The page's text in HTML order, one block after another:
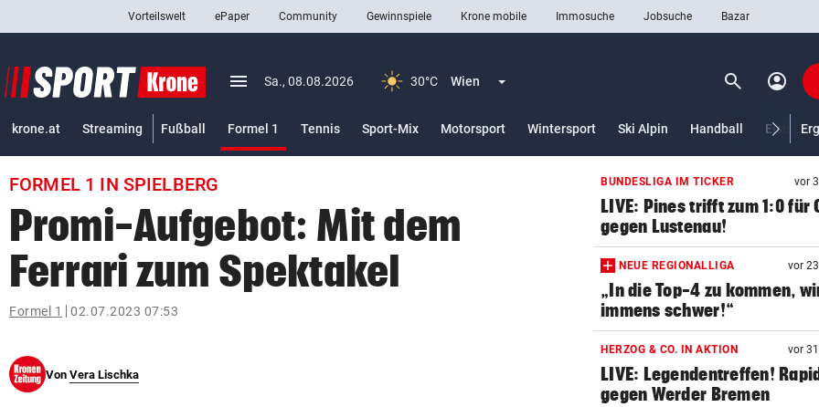
closeSchließen
Abonnieren
arrow_right
pin_drop
bookmark
search
Suchbegriff
Vorteilswelt ePaper Community Gewinnspiele Krone mobile Immosuche Jobsuche Bazar
menu Menü aufklappen
Sa., 08.08.2026 30°C Wien Menü aufklappen search Suchen
account_circle
krone.at Streaming Fußball Formel 1
Tennis
Sport-Mix Motorsport Wintersport Ski Alpin Handball
FORMEL 1 IN SPIELBERG
Promi-Aufgebot: Mit dem
Ferrari zum Spektakel
Formel 1 02.07.2023 07:53
Von Vera Lischka
BUNDESLIGA IM TICKER vor
LIVE: Pines trifft zum 1:0 für
gegen Lustenau!
NEUE REGIONALLIGA vor
„In die Top-4 zu kommen,
immens schwer!“
HERZOG & CO. IN AKTION vor
LIVE: Legendentreffen! Rapid
gegen Werder Bremen